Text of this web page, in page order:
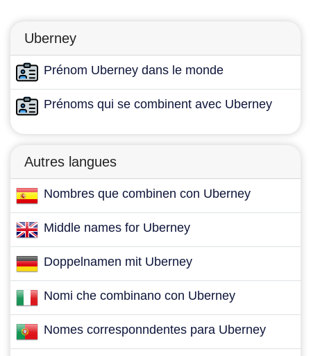
Uberney
Prénom Uberney dans le monde
Prénoms qui se combinent avec Uberney
Autres langues
Nombres que combinen con Uberney
Middle names for Uberney
Doppelnamen mit Uberney
Nomi che combinano con Uberney
Nomes corresponndentes para Uberney